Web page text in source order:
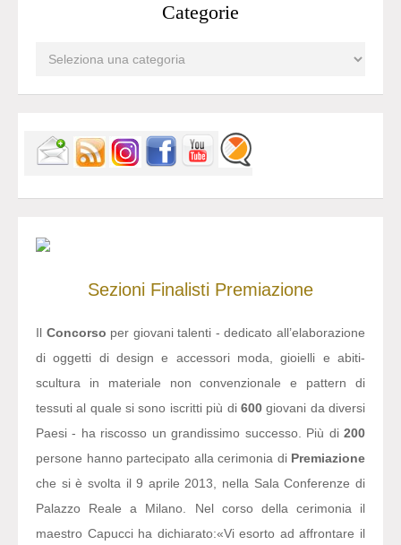
Categorie
Sezioni Finalisti Premiazione
Il Concorso per giovani talenti - dedicato all’elaborazione
di oggetti di design e accessori moda, gioielli e abiti-
scultura in materiale non convenzionale e pattern di
tessuti al quale si sono iscritti più di 600giovani da diversi
Paesi - ha riscosso un grandissimo successo. Più di 200
persone hanno partecipato alla cerimonia di Premiazione
che si è svolta il 9 aprile 2013, nella Sala Conferenze di
Palazzo Reale a Milano. Nel corso della cerimonia il
maestro Capucci ha dichiarato:«Vi esorto ad affrontare il